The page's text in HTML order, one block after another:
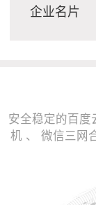
企业名片
安全稳定的百度
机 、 微信三网